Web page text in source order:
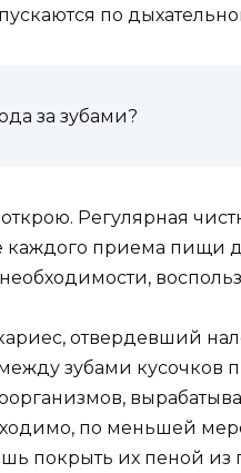
по
за зубами?
открою. Регулярная
каждого приема пищи
отвердевший
зубами кусочков
по меньшей
покрыть их пеной из